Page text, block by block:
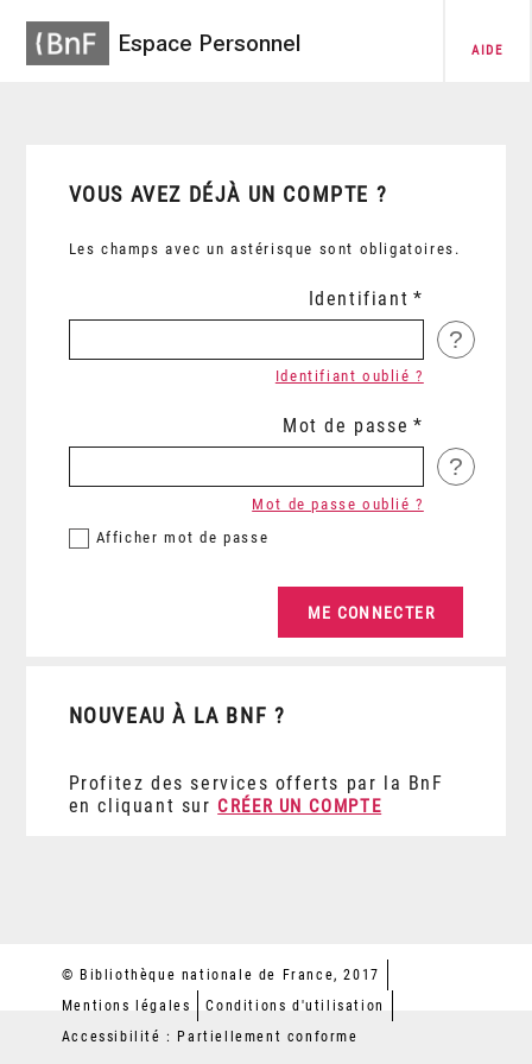
Espace Personnel AIDE
VOUS AVEZ DÉJÀ UN COMPTE ?
Les champs avec un astérisque sont obligatoires.
Identifiant
?
Identifiant oublié ?
Mot de passe
?
Afficher mot de passe
Mot de passe oublié ?
NOUVEAU À LA BNF ?
Profitez des services offerts par la BnF
en cliquant sur CRÉER UN COMPTE
© Bibliothèque nationale de France, 2017
Mentions légales
Conditions d'utilisation
Accessibilité : Partiellement conforme